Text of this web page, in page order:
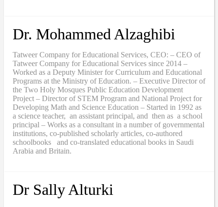
Dr. Mohammed Alzaghibi
Tatweer Company for Educational Services, CEO: – CEO of
Tatweer Company for Educational Services since 2014 –
Worked as a Deputy Minister for Curriculum and Educational
Programs at the Ministry of Education. – Executive Director of
the Two Holy Mosques Public Education Development
Project – Director of STEM Program and National Project for
Developing Math and Science Education – Started in 1992 as
a science teacher, an assistant principal, and then as a school
principal – Works as a consultant in a number of governmental
institutions, co-published scholarly articles, co-authored
schoolbooks and co-translated educational books in Saudi
Arabia and Britain.
Dr Sally Alturki